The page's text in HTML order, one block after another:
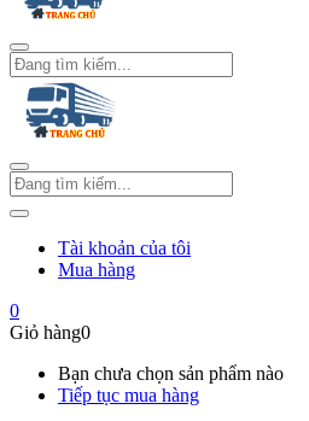
Tài khoản của tôi
Mua hàng
0
Giỏ hàng0
Bạn chưa chọn sản phẩm nào
Tiếp tục mua hàng